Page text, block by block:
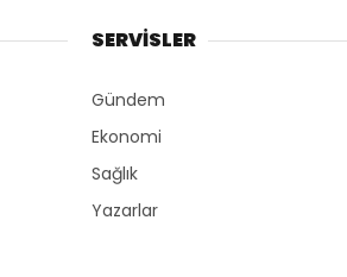
SERVİSLER
Gündem
Ekonomi
Sağlık
Yazarlar